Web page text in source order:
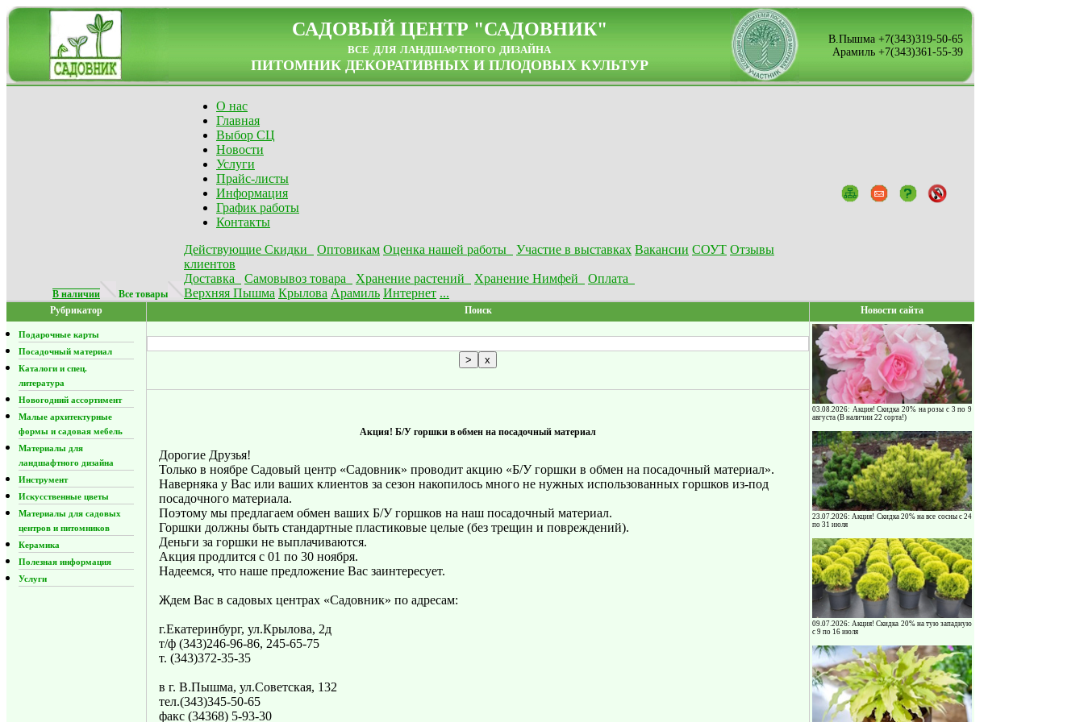
САДОВЫЙ ЦЕНТР "САДОВНИК"
все для ландшафтного дизайна
ПИТОМНИК ДЕКОРАТИВНЫХ И ПЛОДОВЫХ КУЛЬТУР
В.Пышма +7(343)319-50-65
Арамиль +7(343)361-55-39
В наличии Все товары
О нас
Главная
Выбор СЦ
Новости
Услуги
Прайс-листы
Информация
График работы
Контакты
Действующие Скидки
Оптовикам Оценка нашей работы Участие в выставках Вакансии СОУТ Отзывы
клиентов
Доставка
Самовывоз товара Хранение растений Хранение Нимфей
Оплата
Верхняя Пышма Крылова Арамиль Интернет ...
Рубрикатор
Подарочные карты
Посадочный материал
Каталоги и спец.
литература
Новогодний ассортимент
Малые архитектурные
формы и садовая мебель
Материалы для
ландшафтного дизайна
Инструмент
Искусственные цветы
Материалы для садовых
центров и питомников
Керамика
Полезная информация
Услуги
Поиск Новости сайта
03.08.2026: Акция! Скидка 20% на розы с 3 по 9
августа (В наличии 22 сорта!)
23.07.2026: Акция! Скидка 20% на все сосны с 24
по 31 июля
09.07.2026: Акция! Скидка 20% на тую западную
с 9 по 16 июля
Акция! Б/У горшки в обмен на посадочный материал
Дорогие Друзья!
Только в ноябре Садовый центр «Садовник» проводит акцию «Б/У горшки в обмен на посадочный материал».
Наверняка у Вас или ваших клиентов за сезон накопилось много не нужных использованных горшков из-под
посадочного материала.
Поэтому мы предлагаем обмен ваших Б/У горшков на наш посадочный материал.
Горшки должны быть стандартные пластиковые целые (без трещин и повреждений).
Деньги за горшки не выплачиваются.
Акция продлится с 01 по 30 ноября.
Надеемся, что наше предложение Вас заинтересует.
Ждем Вас в садовых центрах «Садовник» по адресам:
г.Екатеринбург, ул.Крылова, 2д
т/ф (343)246-96-86, 245-65-75
т. (343)372-35-35
в г. В.Пышма, ул.Советская, 132
тел.(343)345-50-65
факс (34368) 5-93-30